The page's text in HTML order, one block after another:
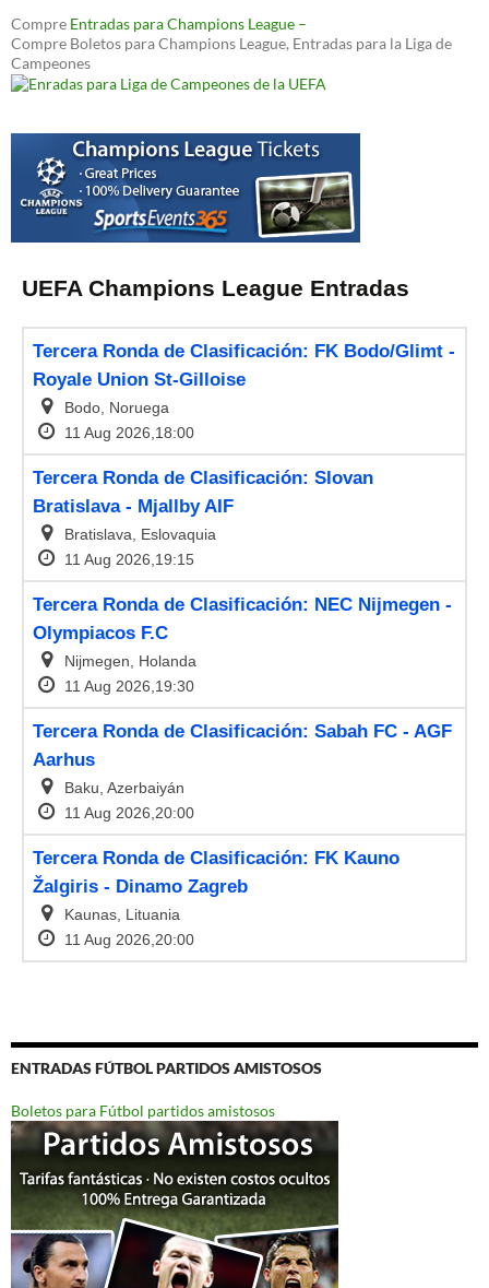
Compre Entradas para Champions League –
Compre Boletos para Champions League, Entradas para la Liga de
Campeones
ENTRADAS FÚTBOL PARTIDOS AMISTOSOS
Boletos para Fútbol partidos amistosos